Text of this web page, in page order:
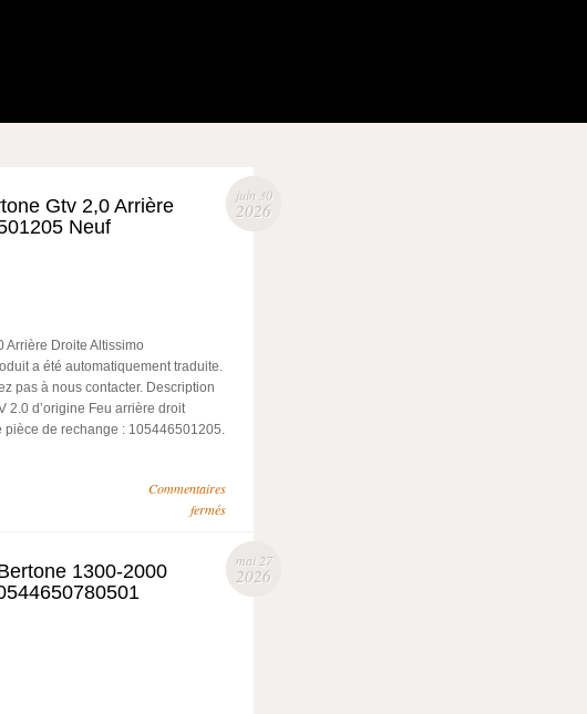
juin 30
2026
Gtv 2,0 Arrière
Neuf
Arrière Droite Altissimo
a été automatiquement traduite.
pas à nous contacter. Description
2.0 d’origine Feu arrière droit
pièce de rechange : 105446501205.
Commentaires
fermés
mai 27
2026
1300-2000